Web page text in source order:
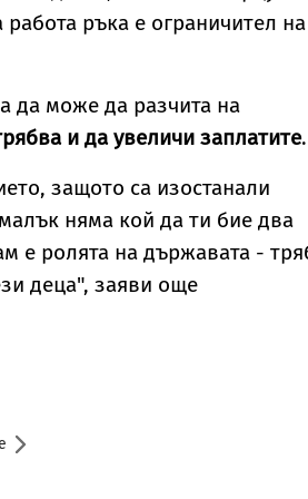
ръка е ограничител на
да може да разчита на
и да увеличи заплатите.
защото са изостанали
няма кой да ти бие два
е ролята на държавата -
деца", заяви още